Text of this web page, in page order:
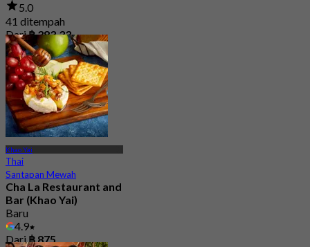
5.0
41 ditempah
Dari฿ 383.33
Khao Yai
Thai
Santapan Mewah
Cha La Restaurant and
Bar (Khao Yai)
Baru
4.9
Dari฿ 875